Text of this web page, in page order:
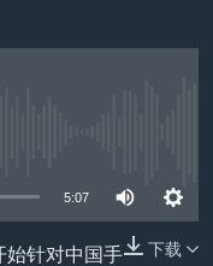
5:07
下载
始针对中国手